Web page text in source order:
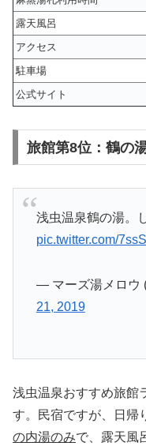
露天風呂
アクセス
駐車場
公式サイト
旅館第8位：鶴の
浅虫温泉鶴の湯。
pic.twitter.com/
— マーズ湯メロウ
21, 2019
浅虫温泉おすすめ旅館
す。民宿ですが、日帰
の内湯のみで、露天風